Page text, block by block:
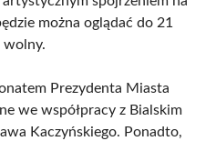
można oglądać do 21
wolny.
Prezydenta Miasta
we współpracy z Bialskim
Kaczyńskiego. Ponadto,